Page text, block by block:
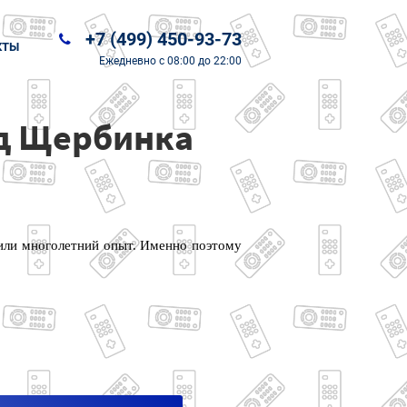
+7 (499) 450-93-73
Ежедневно с 08:00 до 22:00
Щербинка
многолетний опыт. Именно поэтому